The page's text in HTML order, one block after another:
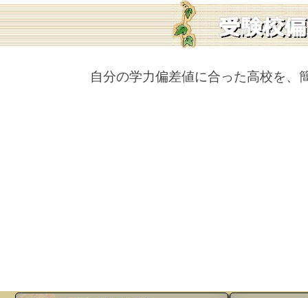
自分の学力偏差値に合った高校を、